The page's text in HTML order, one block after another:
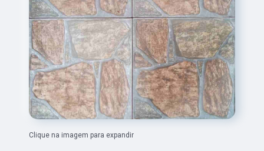
Clique na imagem para expandir